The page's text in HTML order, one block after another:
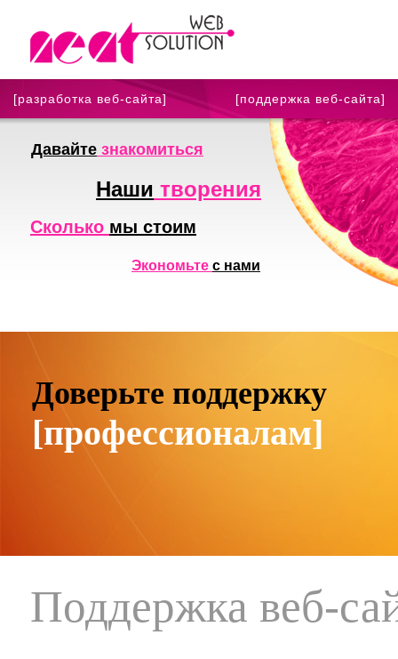
[разработка веб-сайта] [поддержка веб-сайта]
Давайте знакомиться
Наши творения
Сколько мы стоим
Экономьте с нами
Доверьте поддержку
[профессионалам]
Поддержка веб-